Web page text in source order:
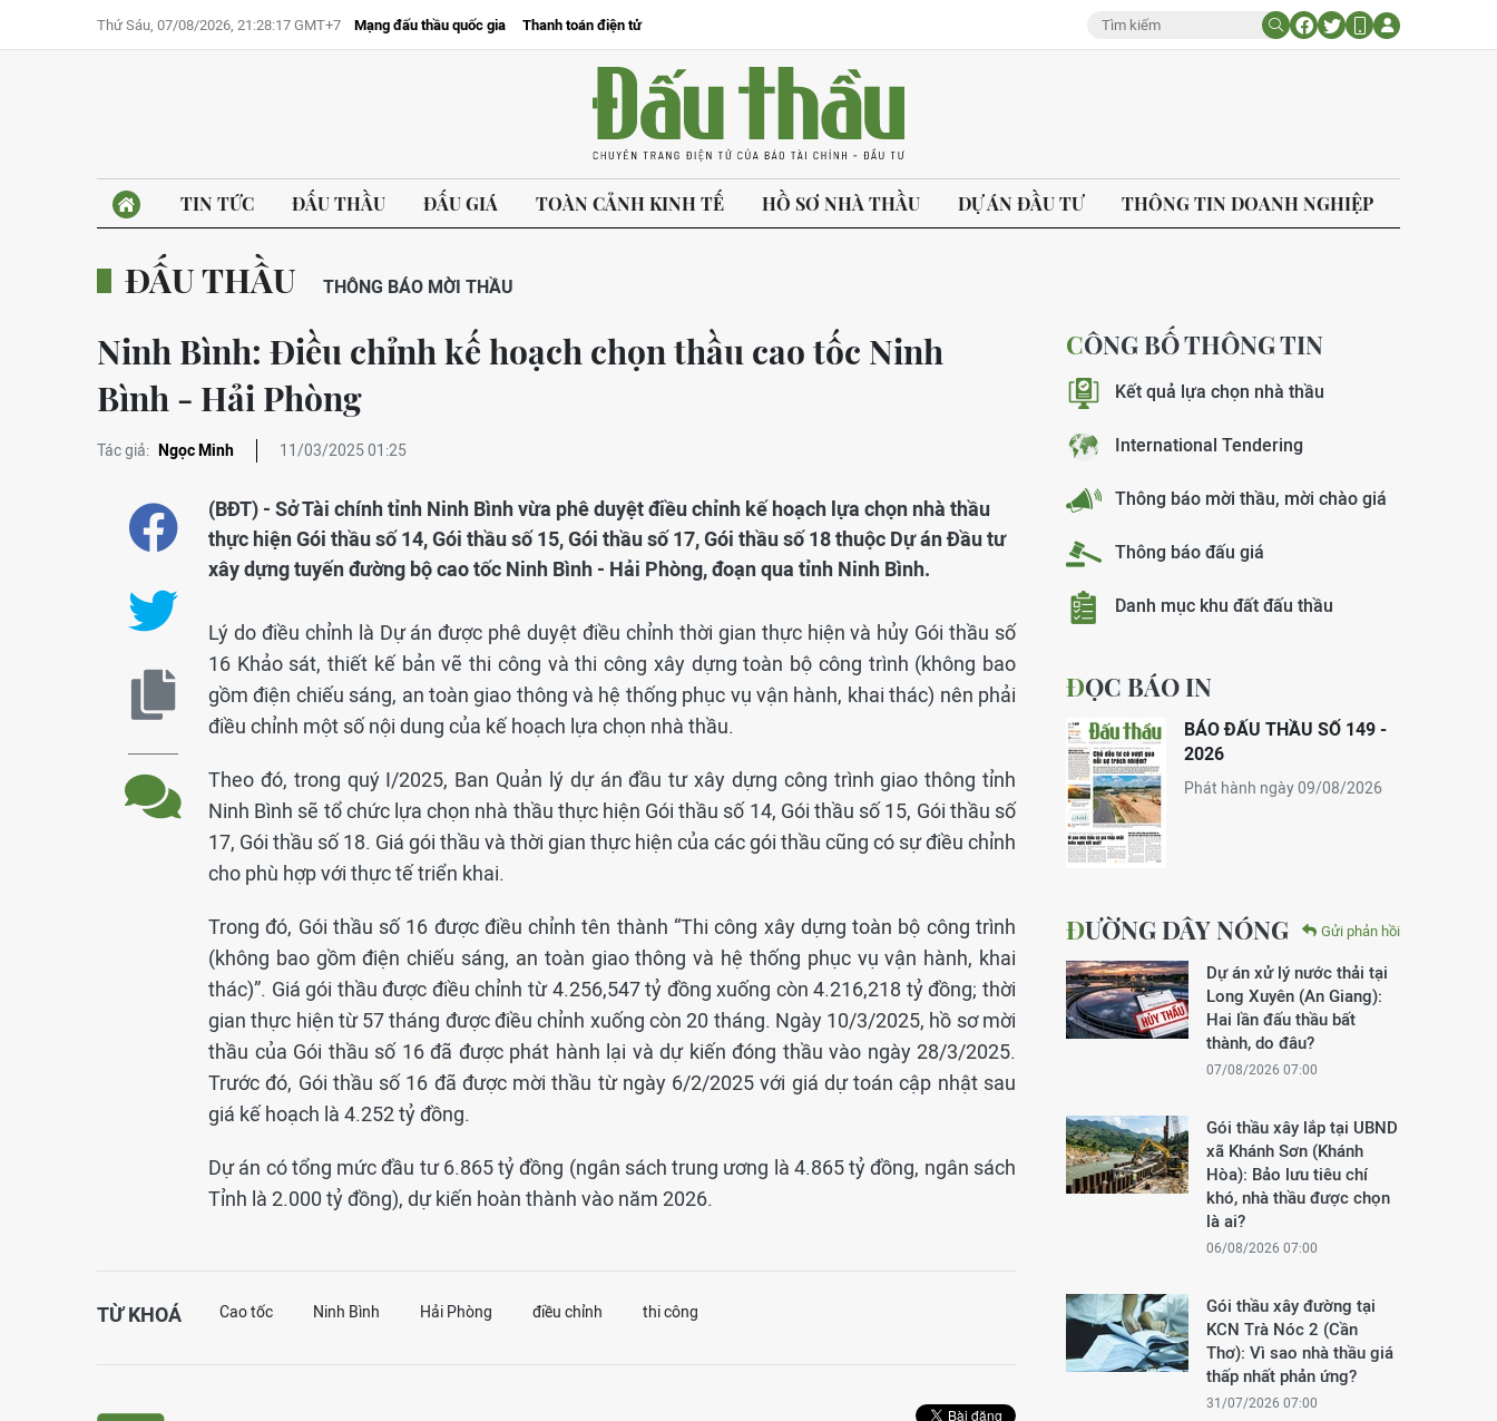
Thứ Sáu, 07/08/2026, 21:28:17 GMT+7 Mạng đấu thầu quốc gia Thanh toán điện tử
TIN TỨC ĐẤU THẦU ĐẤU GIÁ TOÀN CẢNH KINH TẾ HỒ SƠ NHÀ THẦU DỰ ÁN ĐẦU TƯ THÔNG TIN DOANH NGHIỆP
ĐẤU THẦU THÔNG BÁO MỜI THẦU
Ninh Bình: Điều chỉnh kế hoạch chọn thầu cao tốc Ninh
Bình - Hải Phòng
Tác giả: Ngọc Minh 11/03/2025 01:25
(BĐT) - Sở Tài chính tỉnh Ninh Bình vừa phê duyệt điều chỉnh kế hoạch lựa chọn nhà thầu
thực hiện Gói thầu số 14, Gói thầu số 15, Gói thầu số 17, Gói thầu số 18 thuộc Dự án Đầu tư
xây dựng tuyến đường bộ cao tốc Ninh Bình - Hải Phòng, đoạn qua tỉnh Ninh Bình.
Lý do điều chỉnh là Dự án được phê duyệt điều chỉnh thời gian thực hiện và hủy Gói thầu số
16 Khảo sát, thiết kế bản vẽ thi công và thi công xây dựng toàn bộ công trình (không bao
gồm điện chiếu sáng, an toàn giao thông và hệ thống phục vụ vận hành, khai thác) nên phải
điều chỉnh một số nội dung của kế hoạch lựa chọn nhà thầu.
Theo đó, trong quý I/2025, Ban Quản lý dự án đầu tư xây dựng công trình giao thông tỉnh
Ninh Bình sẽ tổ chức lựa chọn nhà thầu thực hiện Gói thầu số 14, Gói thầu số 15, Gói thầu số
17, Gói thầu số 18. Giá gói thầu và thời gian thực hiện của các gói thầu cũng có sự điều chỉnh
cho phù hợp với thực tế triển khai.
Trong đó, Gói thầu số 16 được điều chỉnh tên thành “Thi công xây dựng toàn bộ công trình
(không bao gồm điện chiếu sáng, an toàn giao thông và hệ thống phục vụ vận hành, khai
thác)”. Giá gói thầu được điều chỉnh từ 4.256,547 tỷ đồng xuống còn 4.216,218 tỷ đồng; thời
gian thực hiện từ 57 tháng được điều chỉnh xuống còn 20 tháng. Ngày 10/3/2025, hồ sơ mời
thầu của Gói thầu số 16 đã được phát hành lại và dự kiến đóng thầu vào ngày 28/3/2025.
Trước đó, Gói thầu số 16 đã được mời thầu từ ngày 6/2/2025 với giá dự toán cập nhật sau
giá kế hoạch là 4.252 tỷ đồng.
Dự án có tổng mức đầu tư 6.865 tỷ đồng (ngân sách trung ương là 4.865 tỷ đồng, ngân sách
Tỉnh là 2.000 tỷ đồng), dự kiến hoàn thành vào năm 2026.
TỪ KHOÁ Cao tốc Ninh Bình Hải Phòng điều chỉnh thi công
CÔNG BỐ THÔNG TIN
Kết quả lựa chọn nhà thầu
International Tendering
Thông báo mời thầu, mời chào giá
Thông báo đấu giá
Danh mục khu đất đấu thầu
ĐỌC BÁO IN
BÁO ĐẤU THẦU SỐ 149 -
2026
Phát hành ngày 09/08/2026
ĐƯỜNG DÂY NÓNG Gửi phản hồi
Dự án xử lý nước thải tại
Long Xuyên (An Giang):
Hai lần đấu thầu bất
thành, do đâu?
07/08/2026 07:00
Gói thầu xây lắp tại UBND
xã Khánh Sơn (Khánh
Hòa): Bảo lưu tiêu chí
khó, nhà thầu được chọn
là ai?
06/08/2026 07:00
Gói thầu xây đường tại
KCN Trà Nóc 2 (Cần
Thơ): Vì sao nhà thầu giá
thấp nhất phản ứng?
31/07/2026 07:00